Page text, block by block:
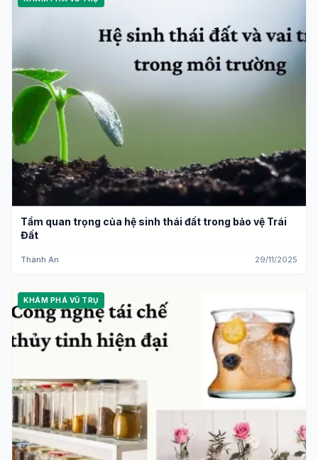
Tầm quan trọng của hệ sinh thái đất trong bảo vệ Trái
Đất
Thành An 29/11/2025
KHÁM PHÁ VŨ TRỤ